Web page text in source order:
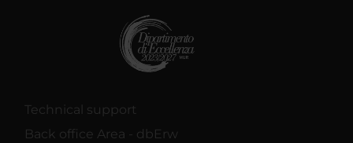
Technical support
Back office Area - dbErw